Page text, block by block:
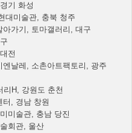
기 화성
대미술관, 충북 청주
가기, 토마갤러리, 대구
전
날레, 소촌아트팩토리, 광주
리H, 강원도 춘천
터, 경남 창원
미술관, 충남 당진
회관, 울산